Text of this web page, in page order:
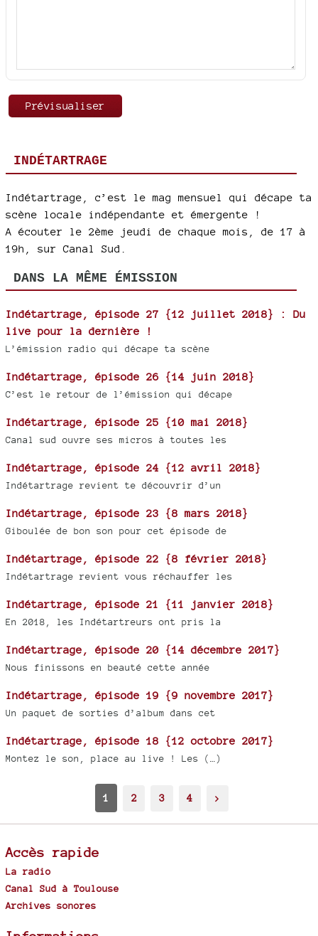
INDÉTARTRAGE
Indétartrage, c’est le mag mensuel qui décape ta
scène locale indépendante et émergente !
A écouter le 2ème jeudi de chaque mois, de 17 à
19h, sur Canal Sud.
DANS LA MÊME ÉMISSION
Indétartrage, épisode 27 {12 juillet 2018} : Du
live pour la dernière !
L’émission radio qui décape ta scène
Indétartrage, épisode 26 {14 juin 2018}
C’est le retour de l’émission qui décape
Indétartrage, épisode 25 {10 mai 2018}
Canal sud ouvre ses micros à toutes les
Indétartrage, épisode 24 {12 avril 2018}
Indétartrage revient te découvrir d’un
Indétartrage, épisode 23 {8 mars 2018}
Giboulée de bon son pour cet épisode de
Indétartrage, épisode 22 {8 février 2018}
Indétartrage revient vous réchauffer les
Indétartrage, épisode 21 {11 janvier 2018}
En 2018, les Indétartreurs ont pris la
Indétartrage, épisode 20 {14 décembre 2017}
Nous finissons en beauté cette année
Indétartrage, épisode 19 {9 novembre 2017}
Un paquet de sorties d’album dans cet
Indétartrage, épisode 18 {12 octobre 2017}
Montez le son, place au live ! Les (…)
1 2 3 4 >
Accès rapide
La radio
Canal Sud à Toulouse
Archives sonores